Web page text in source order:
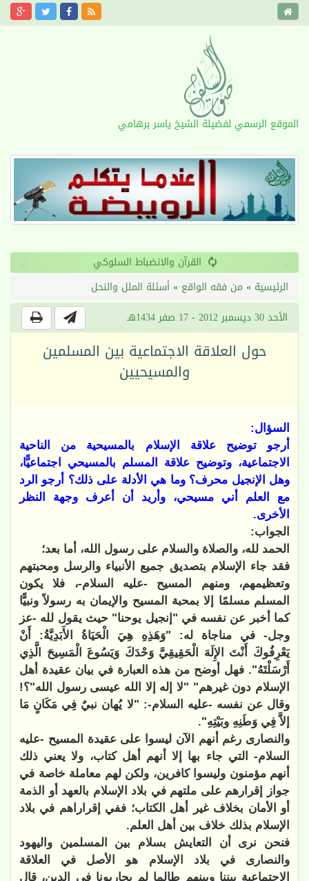
الموقع الرسمي لفضيلة الشيخ ياسر برهامي
القرآن والانضباط السلوكي ‹
›
الرئيسية » من فقه الواقع »أسئلة الملل والنحل
الأحد 30 ديسمبر 2012 - 17 صفر 1434هـ
حول العلاقة الاجتماعية بين المسلمين
والمسيحيين
السؤال:
أرجو توضيح علاقة الإسلام بالمسيحية من الناحية
الاجتماعية، وتوضيح علاقة المسلم بالمسيحي اجتماعيًّا،
وهل الإنجيل محرف؟ وما هي الأدلة على ذلك؟ أرجو الرد
مع العلم أني مسيحي، وأريد أن أعرف وجهة النظر
الأخرى.
الجواب:
الحمد لله، والصلاة والسلام على رسول الله، أما بعد؛
فقد جاء الإسلام بتصديق جميع الأنبياء والرسل ومحبتهم
وتعظيمهم، ومنهم المسيح -عليه السلام-، فلا يكون
المسلم مسلمًا إلا بمحبة المسيح والإيمان به رسولاً ونبيًّا
كما أخبر عن نفسه في "إنجيل يوحنا" حيث يقول لله -عز
وجل- في مناجاة له: "وَهَذِهِ هِيَ الْحَيَاةُ الأَبَدِيَّةُ: أَنْ
يَعْرِفُوكَ أَنْتَ الإِلَهَ الْحَقِيقِيَّ وَحْدَكَ وَيَسُوعَ الْمَسِيحَ الَّذِي
أَرْسَلْتَهُ". فهل أوضح من هذه العبارة في بيان عقيدة أهل
الإسلام دون غيرهم" "لا إله إلا الله عيسى رسول الله"؟!
وقال عن نفسه -عليه السلام-: "لا يُهان نبيٌ فِي مَكَانٍ مَا
إلاَّ فِي وَطَنِهِ وبَيْتِهِ".
والنصارى رغم أنهم الآن ليسوا على عقيدة المسيح -عليه
السلام- التي جاء بها إلا أنهم أهل كتاب، ولا يعني ذلك
أنهم مؤمنون وليسوا كافرين، ولكن لهم معاملة خاصة في
جواز إقرارهم على ملتهم في بلاد الإسلام بالعهد أو الذمة
أو الأمان بخلاف غير أهل الكتاب؛ ففي إقراراهم في بلاد
الإسلام بذلك خلاف بين أهل العلم.
فنحن نرى أن التعايش بسلام بين المسلمين واليهود
والنصارى في بلاد الإسلام هو الأصل في العلاقة
الاجتماعية بيننا وبينهم طالما لم يحاربونا في الدين، قال